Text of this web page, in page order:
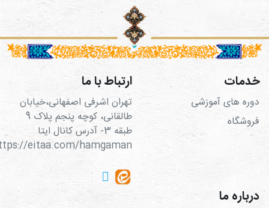
خدمات
دوره های آموزشی
فروشگاه
ارتباط با ما
تهران اشرفی اصفهانی،خیابان
طالقانی، کوچه پنجم پلاک 9
طبقه 3- آدرس کانال ایتا
https://eitaa.com/hamgaman
درباره ما